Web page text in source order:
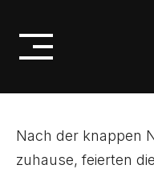
content
SIEG GEGEN
Nach der knappen
zuhause, feierten